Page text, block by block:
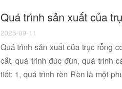
cao sử dụng cảm ứng điện từ để
Quá trình sản xuất của
2025-09-11
Quá trình sản xuất của trục rỗng
cắt, quá trình đúc đùn, quá trình
tiết: 1, quá trình rèn Rèn là một